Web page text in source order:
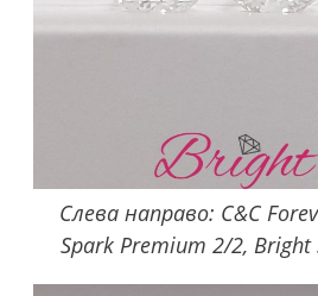
Слева направо: C&C
Spark Premium 2/2, Bright